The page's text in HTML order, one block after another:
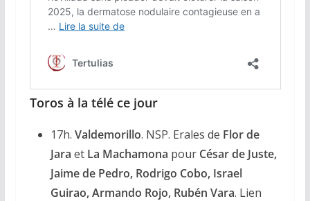
Toros à la télé ce jour
17h. Valdemorillo. NSP. Erales de Flor de
Jara et La Machamona pour César de Juste,
Jaime de Pedro, Rodrigo Cobo, Israel
Guirao, Armando Rojo, Rubén Vara. Lien